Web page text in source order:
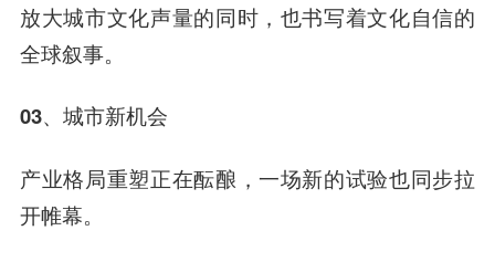
放大城市文化声量的同时，也书写着文化自信的
全球叙事。
03、城市新机会
产业格局重塑正在酝酿，一场新的试验也同步拉
开帷幕。